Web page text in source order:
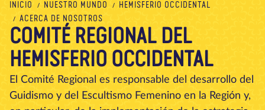
INICIO NUESTRO MUNDO
HEMISFERIO OCCIDENTAL
ACERCA DE NOSOTROS
COMITÉ REGIONAL DEL
HEMISFERIO OCCIDENTAL
El Comité Regional es responsable del desarrollo del
Guidismo y del Escultismo Femenino en la Región y,